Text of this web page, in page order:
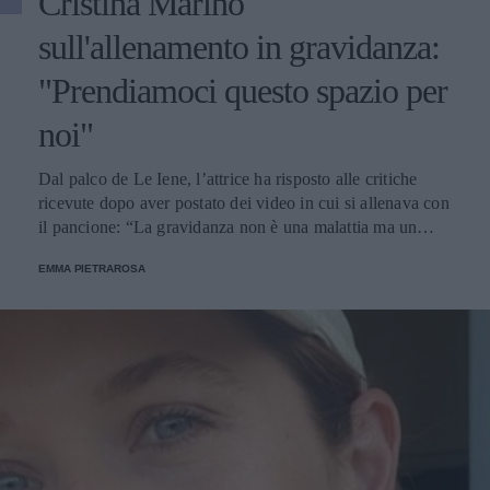
sull'allenamento in gravidanza:
"Prendiamoci questo spazio per
noi"
Dal palco de Le Iene, l’attrice ha risposto alle critiche
ricevute dopo aver postato dei video in cui si allenava con
il pancione: “La gravidanza non è una malattia ma un
EMMA PIETRAROSA